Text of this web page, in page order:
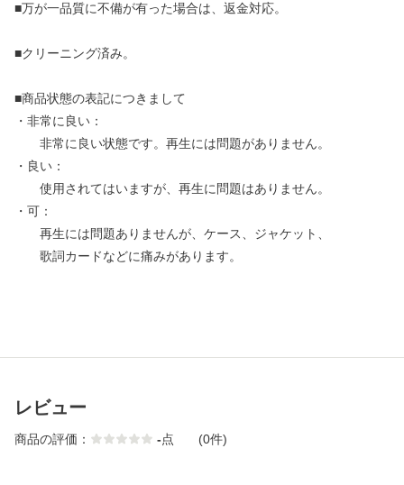
■万が一品質に不備が有った場合は、返金対応。
■クリーニング済み。
■商品状態の表記につきまして
・非常に良い：
非常に良い状態です。再生には問題がありません。
・良い：
使用されてはいますが、再生に問題はありません。
・可：
再生には問題ありませんが、ケース、ジャケット、
歌詞カードなどに痛みがあります。
レビュー
商品の評価： -点 (0件)